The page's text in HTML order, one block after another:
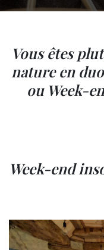
Vous êtes
nature en
ou Week-
Week-end